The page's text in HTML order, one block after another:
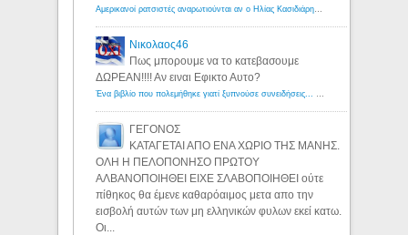
Νικολαος46
Πως μπορουμε να το κατεβασουμε
ΔΩΡΕΑΝ!!!! Αν ειναι Εφικτο Αυτο?
ΓΕΓΟΝΟΣ
ΚΑΤΑΓΕΤΑΙ ΑΠΟ ΕΝΑ ΧΩΡΙΟ ΤΗΣ ΜΑΝΗΣ.
ΟΛΗ Η ΠΕΛΟΠΟΝΗΣΟ ΠΡΩΤΟΥ
ΑΛΒΑΝΟΠΟΙΗΘΕΙ ΕΙΧΕ ΣΛΑΒΟΠΟΙΗΘΕΙ ούτε
πίθηκος θα έμενε καθαρόαιμος μετα απο την
εισβολή αυτών των μη ελληνικών φυλων εκεί κατω.
Οι...